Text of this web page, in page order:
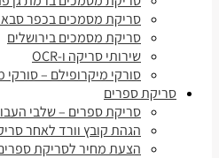
סריקת מסמכים בכפר סבא
סריקת מסמכים בירושלים
שירותי סריקה ו-OCR
סורקי מיקרופילם – סורקי
סריקת ספרים
סריקת ספרים – שלבי
הגהת קובץ וורד לאחר
הצעת מחיר לסריקת